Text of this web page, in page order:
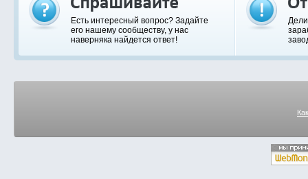
Есть интересный вопрос? Задайте
его нашему сообществу, у нас
наверняка найдется ответ!